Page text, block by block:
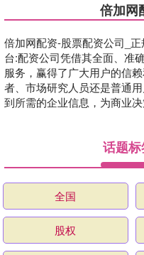
倍加网
倍加网配资-股票配资公司_
台:配资公司凭借其全面、准
服务，赢得了广大用户的信
者、市场研究人员还是普通
到所需的企业信息，为商业决
话题
全国
股权